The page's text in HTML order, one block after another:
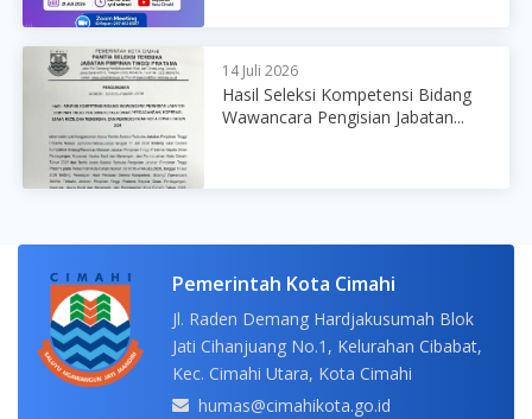
14 Juli 2026
Hasil Seleksi Kompetensi Bidang
Wawancara Pengisian Jabatan...
Pemerintah Kota Cimahi
Jl. Raden Demang Hardjakusumah Blok
Jati Cihanjuang No.1, Kelurahan Cibabat,
Kec. Cimahi Utara, Kota Cimahi
humas@cimahikota.go.id